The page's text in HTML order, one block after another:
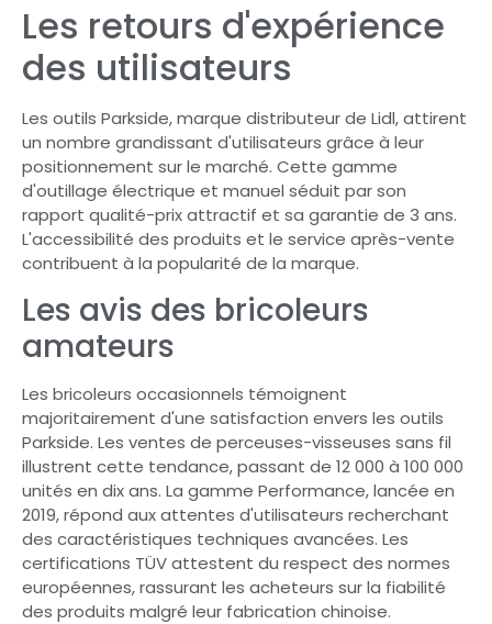
Les retours d'expérience
des utilisateurs
Les outils Parkside, marque distributeur de Lidl, attirent
un nombre grandissant d'utilisateurs grâce à leur
positionnement sur le marché. Cette gamme
d'outillage électrique et manuel séduit par son
rapport qualité-prix attractif et sa garantie de 3 ans.
L'accessibilité des produits et le service après-vente
contribuent à la popularité de la marque.
Les avis des bricoleurs
amateurs
Les bricoleurs occasionnels témoignent
majoritairement d'une satisfaction envers les outils
Parkside. Les ventes de perceuses-visseuses sans fil
illustrent cette tendance, passant de 12 000 à 100 000
unités en dix ans. La gamme Performance, lancée en
2019, répond aux attentes d'utilisateurs recherchant
des caractéristiques techniques avancées. Les
certifications TÜV attestent du respect des normes
européennes, rassurant les acheteurs sur la fiabilité
des produits malgré leur fabrication chinoise.